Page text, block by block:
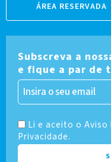
ÁREA RESERVADA
Subscreva a
e fique a par de
Li e aceito o
Privacidade.